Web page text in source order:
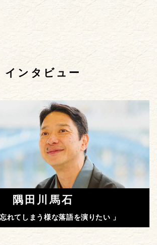
インタビュー
隅田川馬石
れてしまう様な落語を演りたい 」